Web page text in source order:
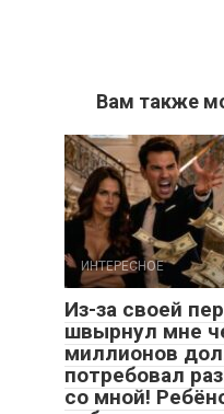
Вам также
ИНТЕРЕСНОЕ
Из-за своей
швырнул мне
миллионов
потребовал
со мной!